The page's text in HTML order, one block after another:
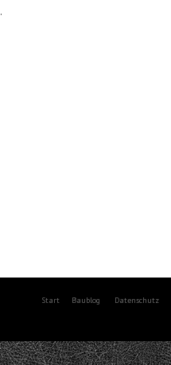
.
Start Baublog Datenschutz